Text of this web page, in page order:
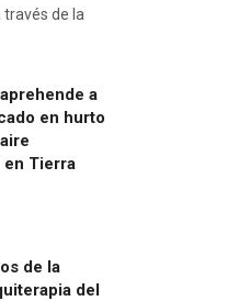
través de la
a
en hurto
Tierra
de la
del